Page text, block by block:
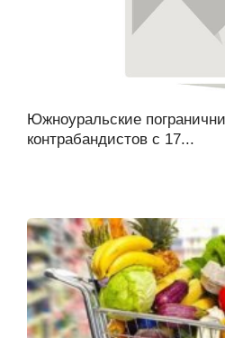
Южноуральские
контрабандистов с 17...